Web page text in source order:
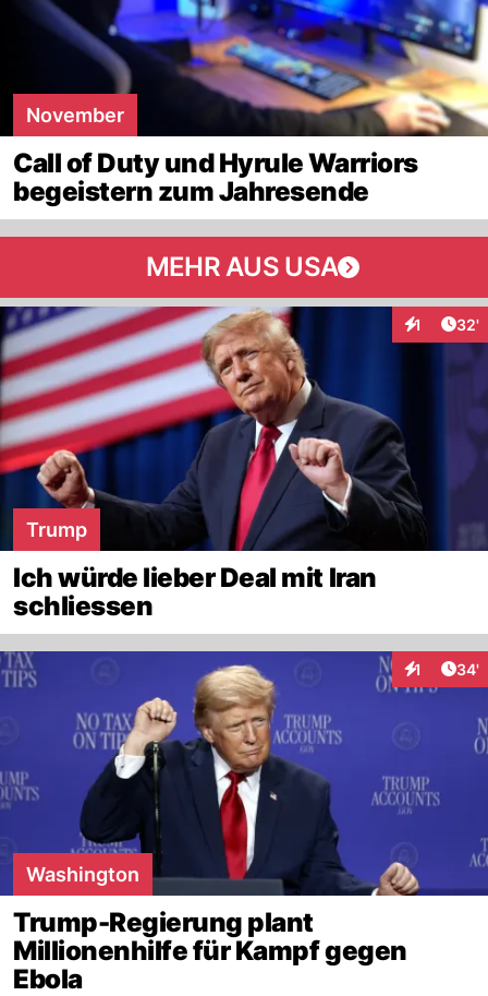
November
Call of Duty und Hyrule Warriors
begeistern zum Jahresende
MEHR AUS USA
1 32'
Trump
Ich würde lieber Deal mit Iran
schliessen
1 34'
Washington
Trump-Regierung plant
Millionenhilfe für Kampf gegen
Ebola